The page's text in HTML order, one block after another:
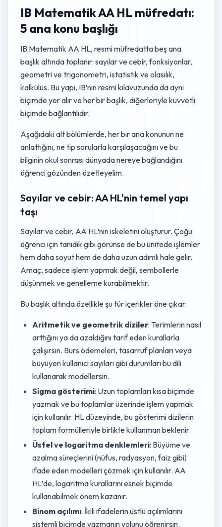
IB Matematik AA HL müfredatı:
5 ana konu başlığı
IB Matematik AA HL, resmi müfredatta beş ana
başlık altında toplanır: sayılar ve cebir, fonksiyonlar,
geometri ve trigonometri, istatistik ve olasılık,
kalkülüs. Bu yapı, IB’nin resmi kılavuzunda da aynı
biçimde yer alır ve her bir başlık, diğerleriyle kuvvetli
biçimde bağlantılıdır.
Aşağıdaki alt bölümlerde, her bir ana konunun ne
anlattığını, ne tip sorularla karşılaşacağını ve bu
bilginin okul sonrası dünyada nereye bağlandığını
öğrenci gözünden özetleyelim.
Sayılar ve cebir: AA HL'nin temel yapı
taşı
Sayılar ve cebir, AA HL’nin iskeletini oluşturur. Çoğu
öğrenci için tanıdık gibi görünse de bu ünitede işlemler
hem daha soyut hem de daha uzun adımlı hale gelir.
Amaç, sadece işlem yapmak değil, sembollerle
düşünmek ve genelleme kurabilmektir.
Bu başlık altında özellikle şu tür içerikler öne çıkar:
Aritmetik ve geometrik diziler: Terimlerin nasıl
arttığını ya da azaldığını tarif eden kurallarla
çalışırsın. Burs ödemeleri, tasarruf planları veya
büyüyen kullanıcı sayıları gibi durumları bu dili
kullanarak modellersin.
Sigma gösterimi: Uzun toplamları kısa biçimde
yazmak ve bu toplamlar üzerinde işlem yapmak
için kullanılır. HL düzeyinde, bu gösterimi dizilerin
toplam formülleriyle birlikte kullanman beklenir.
Üstel ve logaritma denklemleri: Büyüme ve
azalma süreçlerini (nüfus, radyasyon, faiz gibi)
ifade eden modelleri çözmek için kullanılır. AA
HL’de, logaritma kurallarını esnek biçimde
kullanabilmek önem kazanır.
Binom açılımı: İkili ifadelerin üstlü açılımlarını
sistemli biçimde yazmanın yolunu öğrenirsin.